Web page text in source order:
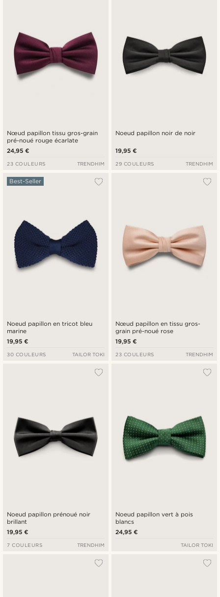
Nœud papillon tissu gros-grain
pré-noué rouge écarlate
24,95 €
23 COULEURS TRENDHIM
Noeud papillon noir de noir
19,95 €
29 COULEURS TRENDHIM
Noeud papillon en tricot bleu
marine
Best-Seller
19,95 €
30 COULEURS TAILOR TOKI
Nœud papillon en tissu gros-
grain pré-noué rose
19,95 €
23 COULEURS TRENDHIM
Noeud papillon prénoué noir
brillant
19,95 €
7 COULEURS TRENDHIM
Noeud papillon vert à pois
blancs
24,95 €
TAILOR TOKI